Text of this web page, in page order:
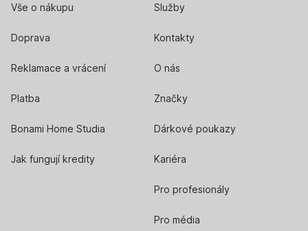
Vše o nákupu
Doprava
Reklamace a vrácení
Platba
Bonami Home Studia
Jak fungují kredity
Služby
Kontakty
O nás
Značky
Dárkové poukazy
Kariéra
Pro profesionály
Pro média